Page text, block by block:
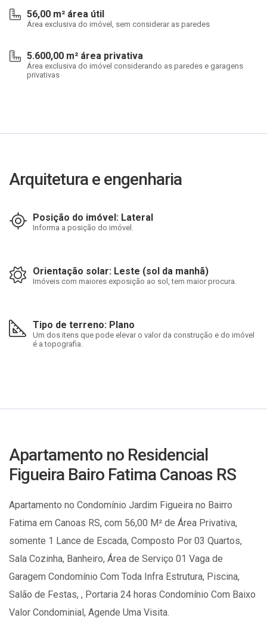
56,00 m² área útil
Área exclusiva do imóvel, sem considerar as paredes
5.600,00 m² área privativa
Área exclusiva do imóvel considerando as paredes e garagens
privativas
Arquitetura e engenharia
Posição do imóvel: Lateral
Informa a posição do imóvel.
Orientação solar: Leste (sol da manhã)
Imóveis com maiores exposição ao sol, tem maior procura.
Tipo de terreno: Plano
Um dos itens que pode elevar o valor da construção e do imóvel
é a topografia.
Apartamento no Residencial
Figueira Bairo Fatima Canoas RS
Apartamento no Condomínio Jardim Figueira no Bairro
Fatima em Canoas RS, com 56,00 M² de Área Privativa,
somente 1 Lance de Escada, Composto Por 03 Quartos,
Sala Cozinha, Banheiro, Área de Serviço 01 Vaga de
Garagem Condomínio Com Toda Infra Estrutura, Piscina,
Salão de Festas, , Portaria 24 horas Condomínio Com Baixo
Valor Condominial, Agende Uma Visita.